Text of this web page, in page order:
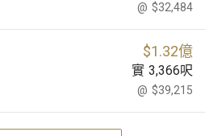
@ $32,484
$1.32億
實 3,366呎
@ $39,215